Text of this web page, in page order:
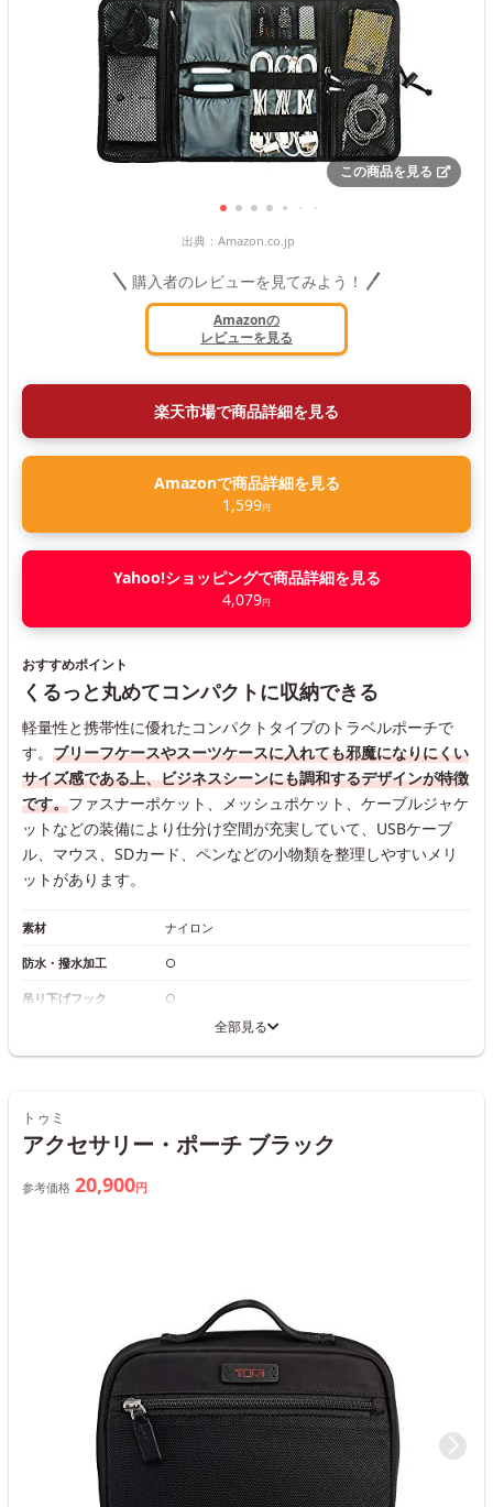
この商品を見る
出典： Amazon.co.jp
購入者のレビューを見てみよう！
Amazonの
レビューを見る
楽天市場で商品詳細を見る
Amazonで商品詳細を見る
1,599円
Yahoo!ショッピングで商品詳細を見る
4,079円
おすすめポイント
くるっと丸めてコンパクトに収納できる
軽量性と携帯性に優れたコンパクトタイプのトラベルポーチで
す。 ブリーフケースやスーツケースに入れても邪魔になりにくい
サイズ感である上、ビジネスシーンにも調和するデザインが特徴
です。ファスナーポケット、メッシュポケット、ケーブルジャケ
ットなどの装備により仕分け空間が充実していて、USBケーブ
ル、マウス、SDカード、ペンなどの小物類を整理しやすいメリ
ットがあります。
素材 ナイロン
防水・撥水加工 ○
吊り下げフック ○
全部見る
トゥミ
アクセサリー・ポーチ ブラック
参考価格 20,900円